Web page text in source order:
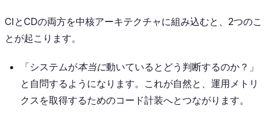
CIとCDの両方を中核アーキテクチャに組み込むと、2つのこ
とが起こります。
「システムが本当に動いているとどう判断するのか？」
と自問するようになります。これが自然と、運用メトリ
クスを取得するためのコード計装へとつながります。